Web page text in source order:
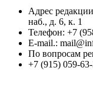
Адрес
наб., д. 6, к. 1
Телефон: +7
E-mail.:
По вопросам
+7 (915) 059-